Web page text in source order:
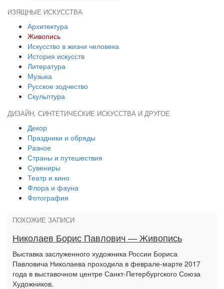
ИЗЯЩНЫЕ ИСКУССТВА
Архитектура
Живопись
Искусство в жизни человека
История искусств
Литература
Музыка
Русское зодчество
Скульптура
ДИЗАЙН, СИНТЕТИЧЕСКИЕ ИСКУССТВА И ДРУГОЕ
Декор
Праздники и обряды
Разное
Страны и путешествия
Сувениры
Театр и кино
Флора и фауна
Фотография
ПОХОЖИЕ ЗАПИСИ
Николаев Борис Павлович — Живопись
Выставка заслуженного художника России Бориса
Павловича Николаева проходила в феврале-марте 2017
года в выставочном центре Санкт-Петербургского Союза
Художников.